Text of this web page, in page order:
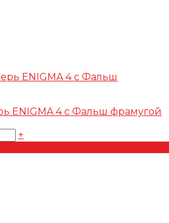
ENIGMA 4 с Фальш фрамугой
+